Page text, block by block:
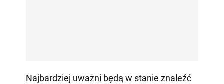
Najbardziej uważni będą w stanie znaleźć